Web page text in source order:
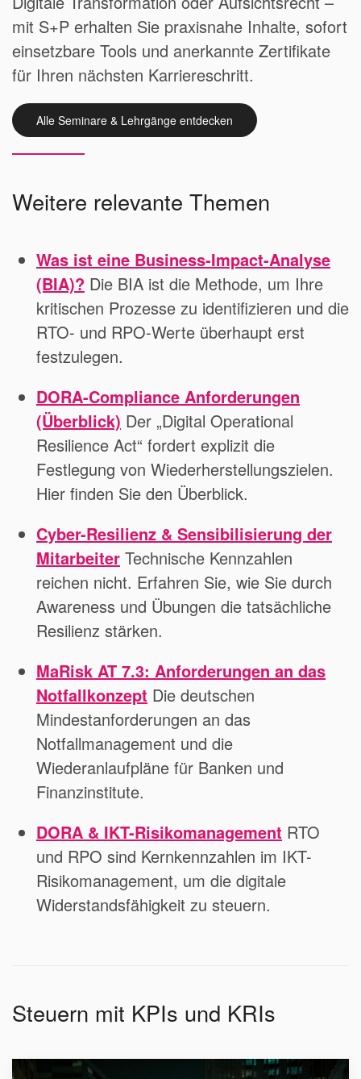
mit S+P erhalten Sie praxisnahe Inhalte, sofort
einsetzbare Tools und anerkannte Zertifikate
für Ihren nächsten Karriereschritt.
Alle Seminare & Lehrgänge entdecken
Weitere relevante Themen
Was ist eine Business-Impact-Analyse
(BIA)? Die BIA ist die Methode, um Ihre
kritischen Prozesse zu identifizieren und die
RTO- und RPO-Werte überhaupt erst
festzulegen.
DORA-Compliance Anforderungen
(Überblick) Der „Digital Operational
Resilience Act“ fordert explizit die
Festlegung von Wiederherstellungszielen.
Hier finden Sie den Überblick.
Cyber-Resilienz & Sensibilisierung der
Mitarbeiter Technische Kennzahlen
reichen nicht. Erfahren Sie, wie Sie durch
Awareness und Übungen die tatsächliche
Resilienz stärken.
MaRisk AT 7.3: Anforderungen an das
Notfallkonzept Die deutschen
Mindestanforderungen an das
Notfallmanagement und die
Wiederanlaufpläne für Banken und
Finanzinstitute.
DORA & IKT-Risikomanagement RTO
und RPO sind Kernkennzahlen im IKT-
Risikomanagement, um die digitale
Widerstandsfähigkeit zu steuern.
Steuern mit KPIs und KRIs